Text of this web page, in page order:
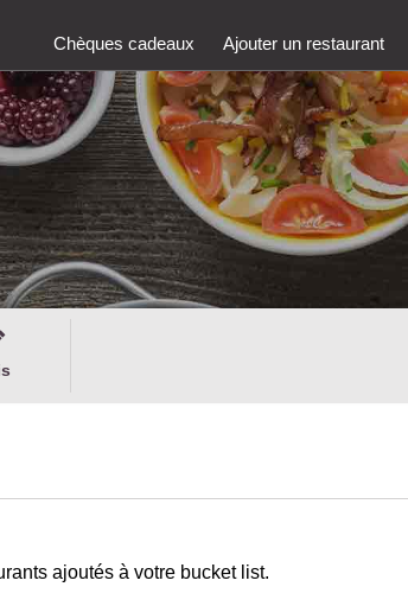
Chèques cadeaux Ajouter un restaurant
ajoutés à votre bucket list.